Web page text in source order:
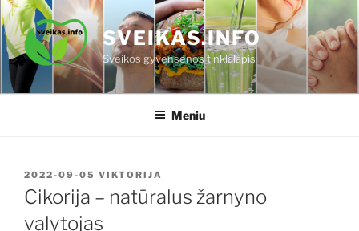
Eiti
prie
turinio
SVEIKAS.INFO
Sveikos gyvensenos tinklalapis
Meniu
PASKELBTA
2022-09-05 VIKTORIJA
Cikorija – natūralus žarnyno
valytojas